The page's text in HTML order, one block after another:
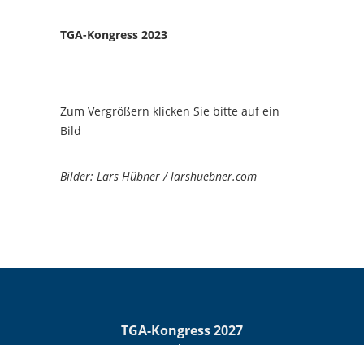
TGA-Kongress 2023
Zum Vergrößern klicken Sie bitte auf ein
Bild
Bilder: Lars Hübner / larshuebner.com
TGA-Kongress 2027